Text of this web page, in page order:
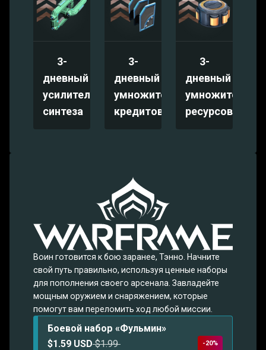
3-
дневный
усилитель
синтеза
3-
дневный
умножитель
кредитов
3-
дневный
умножитель
ресурсов
Воин готовится к бою заранее, Тэнно. Начните
свой путь правильно, используя ценные наборы
для пополнения своего арсенала. Завладейте
мощным оружием и снаряжением, которые
помогут вам переломить ход любой миссии.
Боевой набор «Фульмин»
$1.59 USD $1.99 -20%